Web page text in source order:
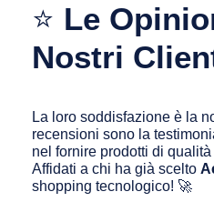
⭐ Le
Nostri
La loro soddisfazione è la
recensioni sono la
nel fornire prodotti di
Affidati a chi ha già scelto
shopping tecnologico! 🚀